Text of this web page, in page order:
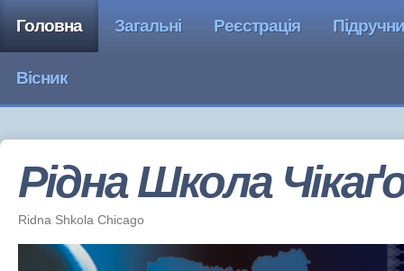
Головна Загальні Реєстрація
Вісник
Рідна Школа
Ridna Shkola Chicago